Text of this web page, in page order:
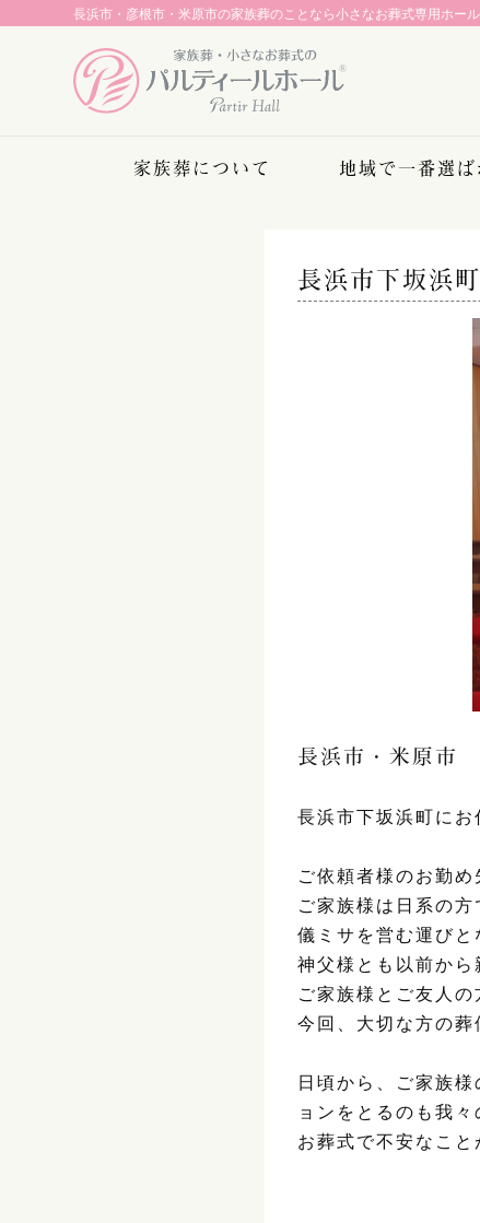
長浜市・彦根市・米原市の家族葬のことなら小さなお葬式専用ホー
家族葬について 地域で一番選
長浜市下坂浜
長浜市・米原市
長浜市下坂浜町にお
ご依頼者様のお勤
ご家族様は日系の
儀ミサを営む運びと
神父様とも以前から
ご家族様とご友人
今回、大切な方の葬
日頃から、ご家族
ョンをとるのも我
お葬式で不安なこと